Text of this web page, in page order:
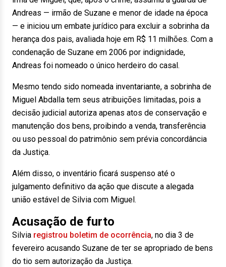
Andreas — irmão de Suzane e menor de idade na época
— e iniciou um embate jurídico para excluir a sobrinha da
herança dos pais, avaliada hoje em R$ 11 milhões. Com a
condenação de Suzane em 2006 por indignidade,
Andreas foi nomeado o único herdeiro do casal.
Mesmo tendo sido nomeada inventariante, a sobrinha de
Miguel Abdalla tem seus atribuições limitadas, pois a
decisão judicial autoriza apenas atos de conservação e
manutenção dos bens, proibindo a venda, transferência
ou uso pessoal do patrimônio sem prévia concordância
da Justiça.
Além disso, o inventário ficará suspenso até o
julgamento definitivo da ação que discute a alegada
união estável de Silvia com Miguel.
Acusação de furto
Silvia registrou boletim de ocorrência, no dia 3 de
fevereiro acusando Suzane de ter se apropriado de bens
do tio sem autorização da Justiça.